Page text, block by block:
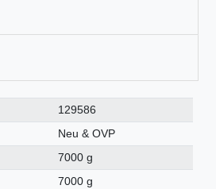
129586
Neu & OVP
7000 g
7000 g